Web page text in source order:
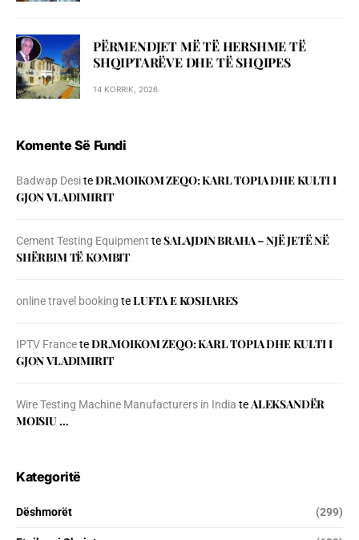
PËRMENDJET MË TË HERSHME TË
SHQIPTARËVE DHE TË SHQIPES
14 KORRIK, 2026
Komente Së Fundi
Badwap DesiteDR.MOIKOM ZEQO: KARL TOPIA DHE KULTI I
GJON VLADIMIRIT
Cement Testing Equipment teSALAJDIN BRAHA – NJЁ JETЁ NЁ
SHЁRBIM TЁ KOMBIT
online travel booking teLUFTA E KOSHARES
IPTV FranceteDR.MOIKOM ZEQO: KARL TOPIA DHE KULTI I
GJON VLADIMIRIT
Wire Testing Machine Manufacturers in India teALEKSANDËR
MOISIU …
Kategoritë
Dëshmorët (299)